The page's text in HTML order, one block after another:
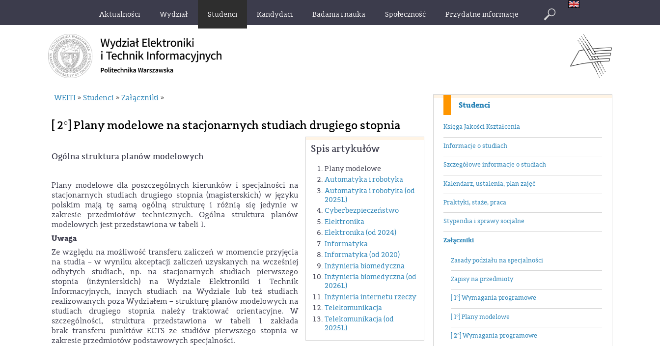
Aktualności Wydział Studenci Kandydaci Badania i nauka Społeczność Przydatne informacje
Studenci
Księga Jakości Kształcenia
Informacje o studiach
Szczegółowe informacje o studiach
Kalendarz, ustalenia, plan zajęć
Praktyki, staże, praca
Stypendia i sprawy socjalne
Załączniki
Zasady podziału na specjalności
Zapisy na przedmioty
[ 1°] Wymagania programowe
[ 1°] Plany modelowe
[ 2°] Wymagania programowe
WEITI » Studenci » Załączniki »
[ 2°] Plany modelowe na stacjonarnych studiach drugiego stopnia
Spis artykułów
Plany modelowe
Automatyka i robotyka
Automatyka i robotyka (od
2025L)
Cyberbezpieczeństwo
Elektronika
Elektronika (od 2024)
Informatyka
Informatyka (od 2020)
Inżynieria biomedyczna
Inżynieria biomedyczna (od
2026L)
Inżynieria internetu rzeczy
Telekomunikacja
Telekomunikacja (od
2025L)
Ogólna struktura planów modelowych
Plany modelowe dla poszczególnych kierunków i specjalności na
stacjonarnych studiach drugiego stopnia (magisterskich) w języku
polskim mają tę samą ogólną strukturę i różnią się jedynie w
zakresie przedmiotów technicznych. Ogólna struktura planów
modelowych jest przedstawiona w tabeli 1.
Uwaga
Ze względu na możliwość transferu zaliczeń w momencie przyjęcia
na studia – w wyniku akceptacji zaliczeń uzyskanych na wcześniej
odbytych studiach, np. na stacjonarnych studiach pierwszego
stopnia (inżynierskich) na Wydziale Elektroniki i Technik
Informacyjnych, innych studiach na Wydziale lub też studiach
realizowanych poza Wydziałem – strukturę planów modelowych na
studiach drugiego stopnia należy traktować orientacyjne. W
szczególności, struktura przedstawiona w tabeli 1 zakłada
brak transferu punktów ECTS ze studiów pierwszego stopnia w
zakresie przedmiotów podstawowych specjalności.